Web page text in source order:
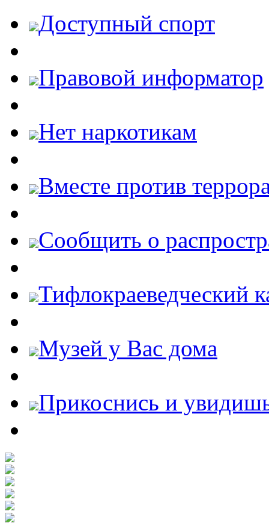
Доступный спорт
Правовой информатор
Нет наркотикам
Вместе против
Cообщить о
Тифлокраеведческий
Музей у Вас дома
Прикоснись и